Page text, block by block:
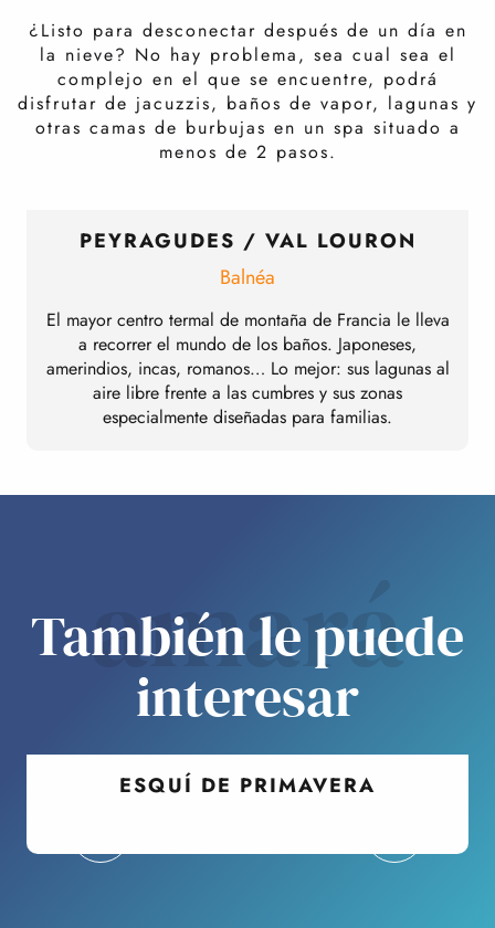
¿Listo para desconectar después de un día en
la nieve? No hay problema, sea cual sea el
complejo en el que se encuentre, podrá
disfrutar de jacuzzis, baños de vapor, lagunas y
otras camas de burbujas en un spa situado a
menos de 2 pasos.
PEYRAGUDES / VAL LOURON
Balnéa
El mayor centro termal de montaña de Francia le lleva
a recorrer el mundo de los baños. Japoneses,
amerindios, incas, romanos… Lo mejor: sus lagunas al
aire libre frente a las cumbres y sus zonas
especialmente diseñadas para familias.
amará
También le puede
interesar
ESQUÍ DE PRIMAVERA